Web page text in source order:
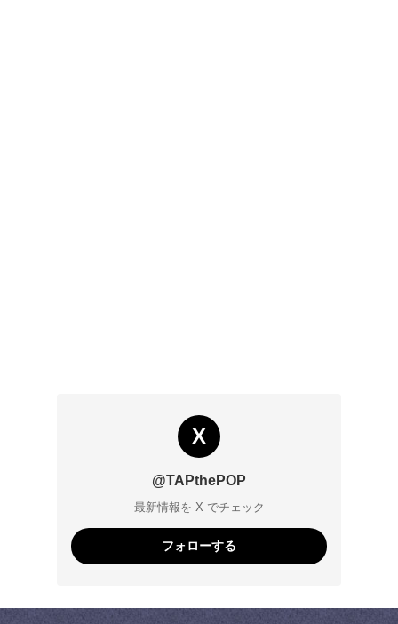
X
@TAPthePOP
最新情報を X でチェック
フォローする